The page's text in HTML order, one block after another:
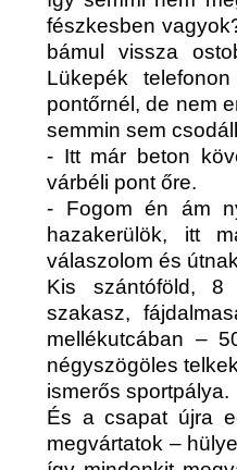
fészkesben
bámul vissza
Lükepék
pontőrnél, de nem
semmin sem
- Itt már beton
várbéli pont őre.
- Fogom én ám
hazakerülök, itt
válaszolom és
Kis szántóföld, 8
szakasz,
mellékutcában –
négyszögöles
ismerős sportpálya.
És a csapat újra
megvártatok –